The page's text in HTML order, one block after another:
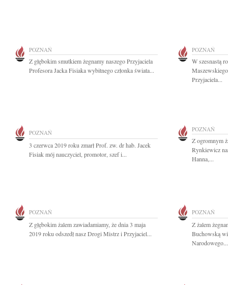
POZNAŃ
Z głębokim smutkiem żegnamy naszego Przyjaciela
Profesora Jacka Fisiaka wybitnego członka świata...
POZNAŃ
W szesnastą
Przyjaciela...
POZNAŃ
3 czerwca 2019 roku zmarł Prof. zw. dr hab. Jacek
Fisiak mój nauczyciel, promotor, szef i...
POZNAŃ
Z ogromnym
Rynkiewicz
Hanna,...
POZNAŃ
Z głębokim żalem zawiadamiamy, że dnia 3 maja
2019 roku odszedł nasz Drogi Mistrz i Przyjaciel...
POZNAŃ
Z żalem
Buchowską
Narodowego...